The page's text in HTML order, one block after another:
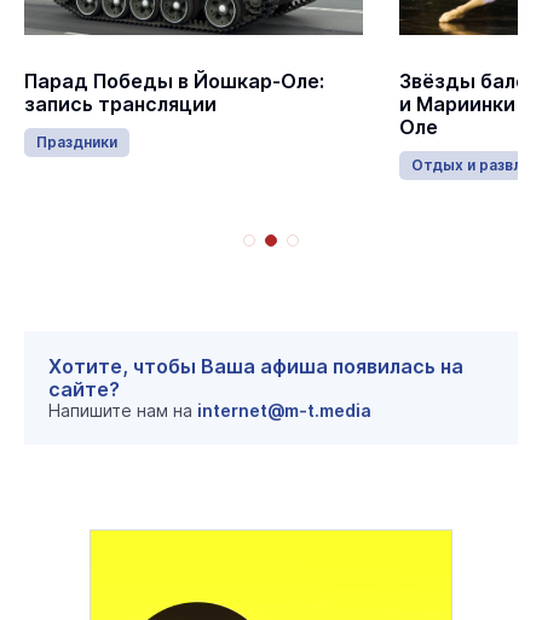
Парад Победы в Йошкар-Оле:
запись трансляции
Праздники
Звёзды
и Мариинки
Оле
Отдых и
Хотите, чтобы Ваша афиша появилась на
сайте?
Напишите нам на internet@m-t.media